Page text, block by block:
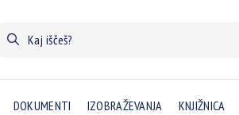
DOKUMENTI IZOBRAŽEVANJA KNJIŽNICA